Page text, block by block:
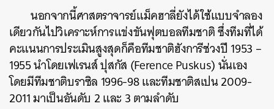
นอกจากนี้ศาสตราจารย์แม็คฮาลี่ยังได้ใช้แบบจำลอง
เดียวกันไปวิเคราะห์การแข่งขันฟุตบอลทีมชาติ ซึ่งทีมที่ได้
คะแนนการประเมินสูงสุดก็คือทีมชาติฮังการีช่วงปี 1953 –
1955 นำโดยเฟเรนส์ ปุสกัส (Ference Puskus) นั่นเอง
โดยมีทีมชาติบราซิล 1996-98 และทีมชาติสเปน 2009-
2011 มาเป็นอันดับ 2 และ 3 ตามลำดับ